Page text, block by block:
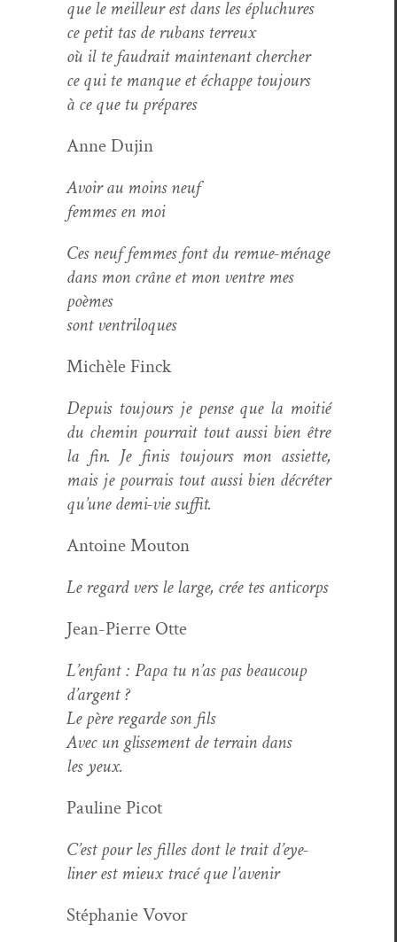
que le meilleur est dans les épluchures
ce petit tas de rubans terreux
où il te faudrait main­tenant chercher
ce qui te manque et échappe toujours
à ce que tu prépares
Anne Dujin
Avoir au moins neuf
femmes en moi
Ces neuf femmes font du remue-ménage
dans mon crâne et mon ven­tre mes
poèmes
sont ven­tril­o­ques
Michèle Finck
Depuis tou­jours je pense que la moitié
du chemin pour­rait tout aus­si bien être
la fin. Je finis tou­jours mon assi­ette,
mais je pour­rais tout aus­si bien décréter
qu’une demi-vie suffit.
Antoine Mou­ton
Le regard vers le large, crée tes anticorps
Jean-Pierre Otte
L’enfant : Papa tu n’as pas beau­coup
d’argent ?
Le père regarde son fils
Avec un glisse­ment de ter­rain dans
les yeux.
Pauline Picot
C’est pour les filles dont le trait d’eye-
liner est mieux tracé que l’avenir
Stéphanie Vovor